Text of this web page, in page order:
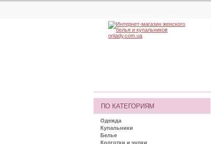
ПО КАТЕГОРИЯМ
Одежда
Купальники
Белье
Колготки и чулки